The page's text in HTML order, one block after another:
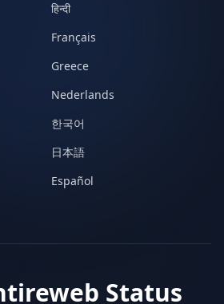
हिन्दी
Français
Greece
Nederlands
한국어
日本語
Español
Status